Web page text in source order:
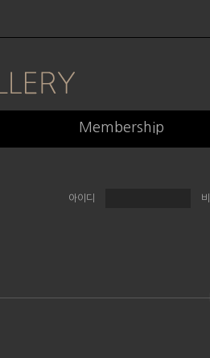
Membership
아이디